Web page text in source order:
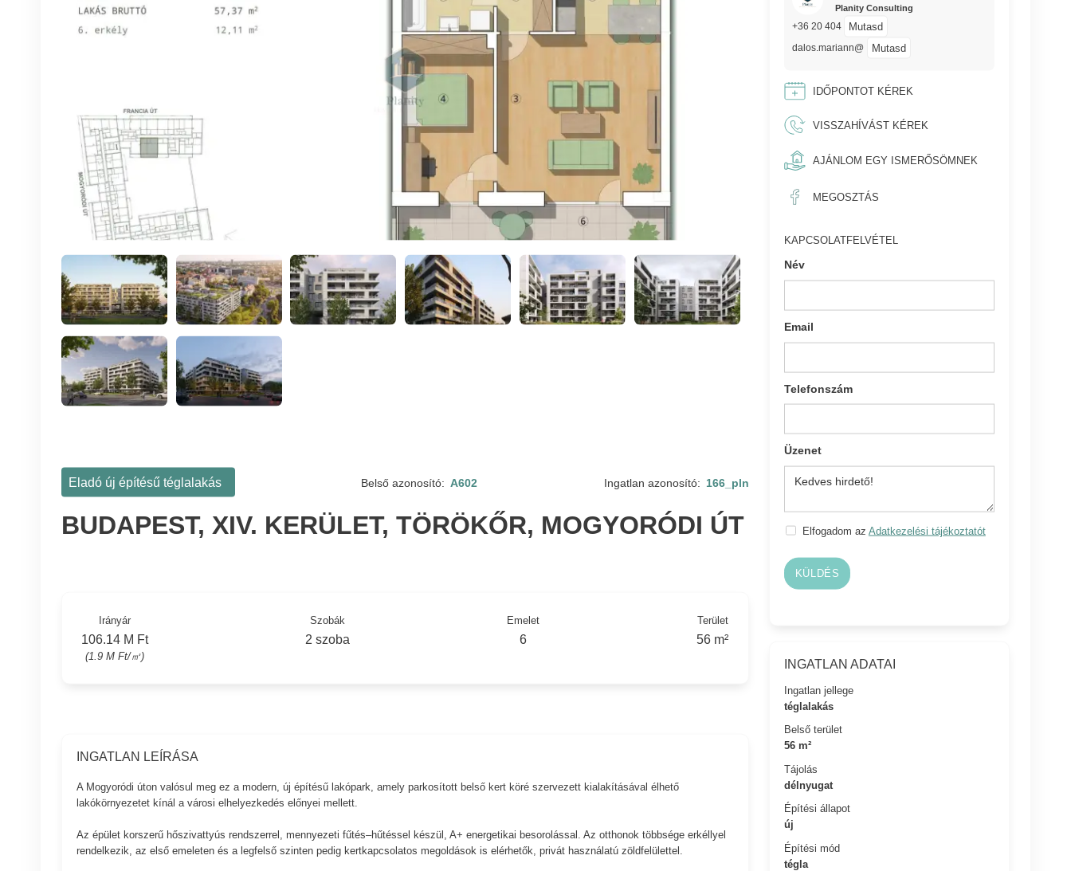
Planity Consulting
+36 20 404 Mutasd
dalos.mariann@ Mutasd
IDŐPONTOT KÉREK
VISSZAHÍVÁST KÉREK
AJÁNLOM EGY ISMERŐSÖMNEK
MEGOSZTÁS
KAPCSOLATFELVÉTEL
Név
Email
Telefonszám
Üzenet
Elfogadom az Adatkezelési tájékoztatót
KÜLDÉS
INGATLAN ADATAI
Ingatlan jellege
téglalakás
Belső terület
56 m²
Tájolás
délnyugat
Építési állapot
új
Építési mód
tégla
Eladó új építésű téglalakás Belső azonosító: A602 Ingatlan azonosító: 166_pln
BUDAPEST, XIV. KERÜLET, TÖRÖKŐR, MOGYORÓDI ÚT
Irányár
106.14 M Ft
(1.9 M Ft/㎡)
Szobák
2 szoba
Emelet
6
Terület
56 m²
INGATLAN LEÍRÁSA
A Mogyoródi úton valósul meg ez a modern, új építésű lakópark, amely parkosított belső kert köré szervezett kialakításával élhető
lakókörnyezetet kínál a városi elhelyezkedés előnyei mellett.
Az épület korszerű hőszivattyús rendszerrel, mennyezeti fűtés–hűtéssel készül, A+ energetikai besorolással. Az otthonok többsége erkéllyel
rendelkezik, az első emeleten és a legfelső szinten pedig kertkapcsolatos megoldások is elérhetők, privát használatú zöldfelülettel.